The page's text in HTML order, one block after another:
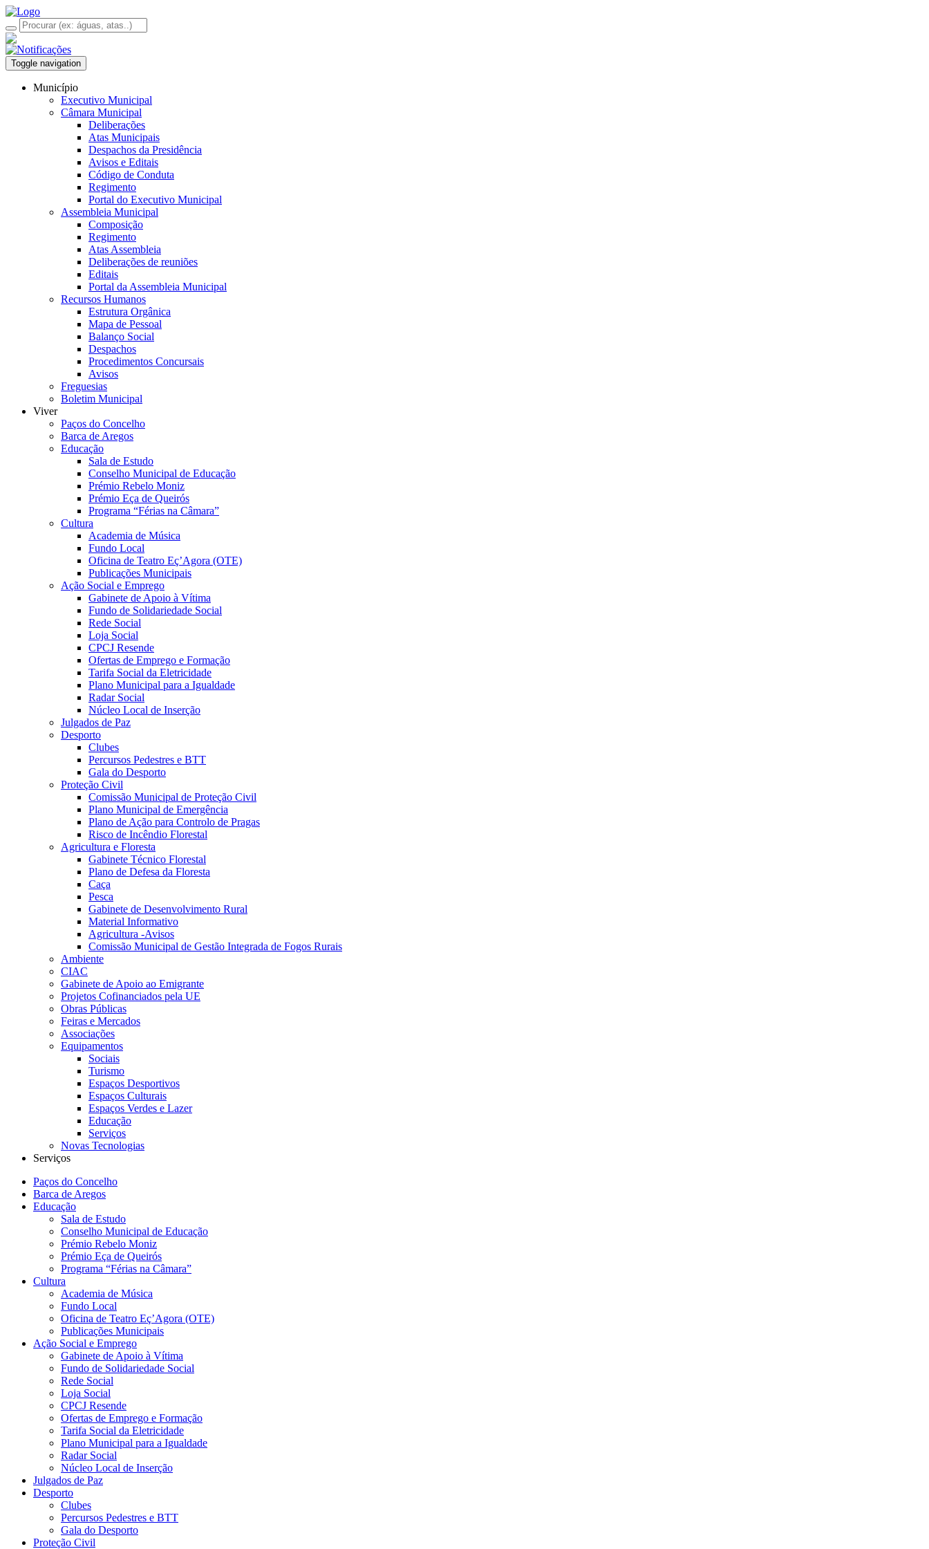
Toggle navigation
Município
Executivo Municipal
Câmara Municipal
Deliberações
Atas Municipais
Despachos da Presidência
Avisos e Editais
Código de Conduta
Regimento
Portal do Executivo Municipal
Assembleia Municipal
Composição
Regimento
Atas Assembleia
Deliberações de reuniões
Editais
Portal da Assembleia Municipal
Recursos Humanos
Estrutura Orgânica
Mapa de Pessoal
Balanço Social
Despachos
Procedimentos Concursais
Avisos
Freguesias
Boletim Municipal
Viver
Paços do Concelho
Barca de Aregos
Educação
Sala de Estudo
Conselho Municipal de Educação
Prémio Rebelo Moniz
Prémio Eça de Queirós
Programa “Férias na Câmara”
Cultura
Academia de Música
Fundo Local
Oficina de Teatro Eç’Agora (OTE)
Publicações Municipais
Ação Social e Emprego
Gabinete de Apoio à Vítima
Fundo de Solidariedade Social
Rede Social
Loja Social
CPCJ Resende
Ofertas de Emprego e Formação
Tarifa Social da Eletricidade
Plano Municipal para a Igualdade
Radar Social
Núcleo Local de Inserção
Julgados de Paz
Desporto
Clubes
Percursos Pedestres e BTT
Gala do Desporto
Proteção Civil
Comissão Municipal de Proteção Civil
Plano Municipal de Emergência
Plano de Ação para Controlo de Pragas
Risco de Incêndio Florestal
Agricultura e Floresta
Gabinete Técnico Florestal
Plano de Defesa da Floresta
Caça
Pesca
Gabinete de Desenvolvimento Rural
Material Informativo
Agricultura -Avisos
Comissão Municipal de Gestão Integrada de Fogos Rurais
Ambiente
CIAC
Gabinete de Apoio ao Emigrante
Projetos Cofinanciados pela UE
Obras Públicas
Feiras e Mercados
Associações
Equipamentos
Sociais
Turismo
Espaços Desportivos
Espaços Culturais
Espaços Verdes e Lazer
Educação
Serviços
Novas Tecnologias
Serviços
Paços do Concelho
Barca de Aregos
Educação
Sala de Estudo
Conselho Municipal de Educação
Prémio Rebelo Moniz
Prémio Eça de Queirós
Programa “Férias na Câmara”
Cultura
Academia de Música
Fundo Local
Oficina de Teatro Eç’Agora (OTE)
Publicações Municipais
Ação Social e Emprego
Gabinete de Apoio à Vítima
Fundo de Solidariedade Social
Rede Social
Loja Social
CPCJ Resende
Ofertas de Emprego e Formação
Tarifa Social da Eletricidade
Plano Municipal para a Igualdade
Radar Social
Núcleo Local de Inserção
Julgados de Paz
Desporto
Clubes
Percursos Pedestres e BTT
Gala do Desporto
Proteção Civil